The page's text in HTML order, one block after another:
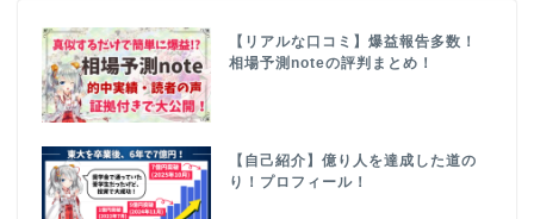
【リアルな口コミ】爆益報告多数！
相場予測noteの評判まとめ！
【自己紹介】億り人を達成した道の
り！プロフィール！